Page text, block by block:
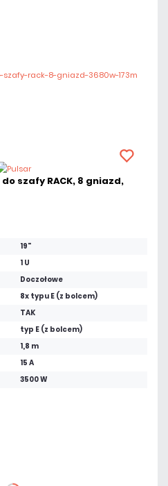
szafy RACK, 8 gniazd,
19"
1 U
Doczołowe
8x typu E (z bolcem)
TAK
typ E (z bolcem)
1,8 m
15 A
3500 W